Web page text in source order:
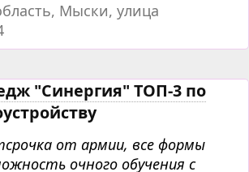
Мыски, улица
"Синергия" ТОП-3 по
от армии, все формы
очного обучения с